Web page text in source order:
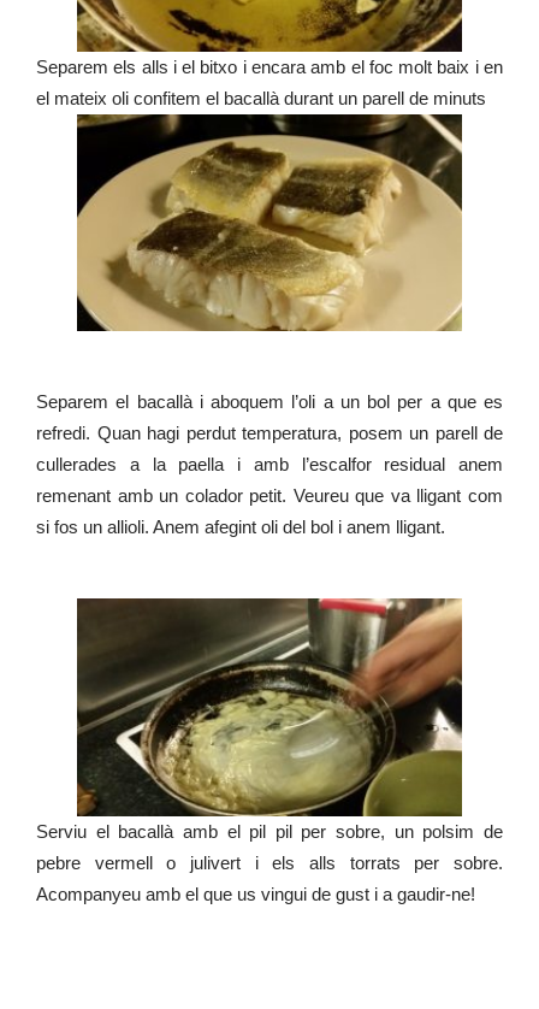
Separem els alls i el bitxo i encara amb el foc molt baix i en
el mateix oli confitem el bacallà durant un parell de minuts
Separem el bacallà i aboquem l’oli a un bol per a que es
refredi. Quan hagi perdut temperatura, posem un parell de
cullerades a la paella i amb l’escalfor residual anem
remenant amb un colador petit. Veureu que va lligant com
si fos un allioli. Anem afegint oli del bol i anem lligant.
Serviu el bacallà amb el pil pil per sobre, un polsim de
pebre vermell o julivert i els alls torrats per sobre.
Acompanyeu amb el que us vingui de gust i a gaudir-ne!